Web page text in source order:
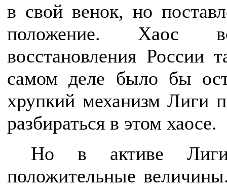
в свой венок, но
положение. Хаос
восстановления России
самом деле было бы
хрупкий механизм Лиги
разбираться в этом хаосе.
Но в активе
положительные